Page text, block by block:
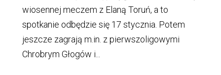
wiosennej meczem z Elaną Toruń, a to
spotkanie odbędzie się 17 stycznia. Potem
jeszcze zagrają m.in. z pierwszoligowymi
Chrobrym Głogów i...